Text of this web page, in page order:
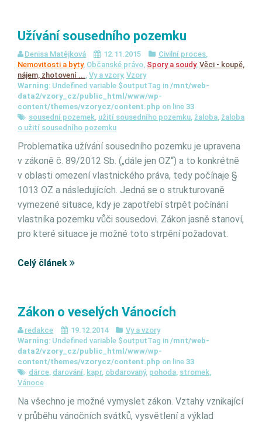
Užívání sousedního pozemku
Denisa Matějková 12.11.2015 Civilní proces,
Nemovitosti a byty, Občanské právo, Spory a soudy, Věci - koupě,
nájem, zhotovení ..., Vy a vzory, Vzory
Warning: Undefined variable $outputTag in /mnt/web-
data2/vzory_cz/public_html/www/wp-
content/themes/vzorycz/content.php on line 33
sousední pozemek, užití sousedního pozemku, žaloba, žaloba
o užití sousedního pozemku
Problematika užívání sousedního pozemku je upravena
v zákoně č. 89/2012 Sb. („dále jen OZ“) a to konkrétně
v oblasti omezení vlastnického práva, tedy počínaje §
1013 OZ a následujících. Jedná se o strukturovaně
vymezené situace, kdy je zapotřebí strpět počínání
vlastníka pozemku vůči sousedovi. Zákon jasně stanoví,
pro které situace je možné toto strpění požadovat.
Celý článek
Zákon o veselých Vánocích
redakce 19.12.2014
Vy a vzory
Warning: Undefined variable $outputTag in /mnt/web-
data2/vzory_cz/public_html/www/wp-
content/themes/vzorycz/content.php on line 33
dárce, darování, kapr, obdarovaný, pohoda, stromek,
Vánoce
Na všechno je možné vymyslet zákon. Vztahy vznikající
v průběhu vánočních svátků, vysvětlení a výklad